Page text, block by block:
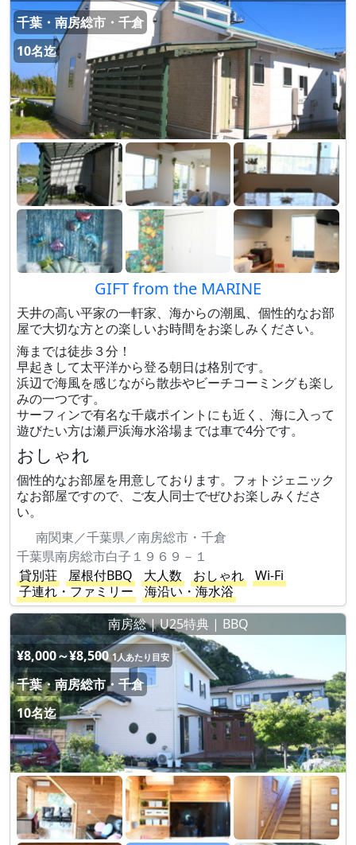
千葉・南房総市・千倉
10名迄
GIFT from the MARINE
天井の高い平家の一軒家、海からの潮風、個性的なお部
屋で大切な方との楽しいお時間をお楽しみください。
海までは徒歩３分！
早起きして太平洋から登る朝日は格別です。
浜辺で海風を感じながら散歩やビーチコーミングも楽し
みの一つです。
サーフィンで有名な千歳ポイントにも近く、海に入って
遊びたい方は瀬戸浜海水浴場までは車で4分です。
おしゃれ
個性的なお部屋を用意しております。フォトジェニック
なお部屋ですので、ご友人同士でぜひお楽しみくださ
い。
南関東／千葉県／南房総市・千倉
千葉県南房総市白子１９６９－１
貸別荘
屋根付BBQ 大人数 おしゃれ
Wi-Fi
子連れ・ファミリー
海沿い・海水浴
南房総 | U25特典 | BBQ
¥8,000～¥8,500 1人あたり目安
千葉・南房総市・千倉
10名迄